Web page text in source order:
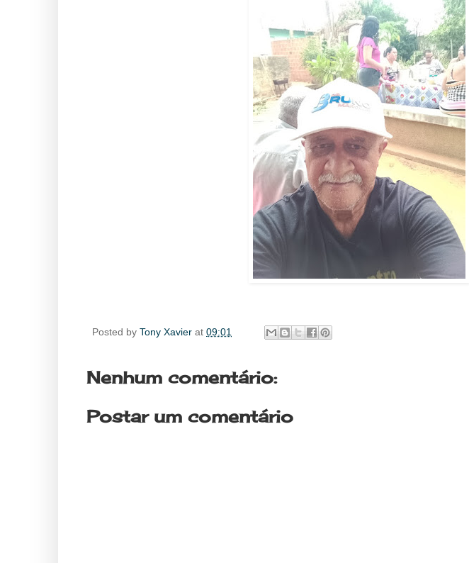
Posted by Tony Xavier at 09:01
Nenhum comentário:
Postar um comentário